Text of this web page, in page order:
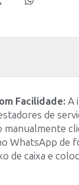
Facilidade:A
de
WhatsApp de
de caixa e